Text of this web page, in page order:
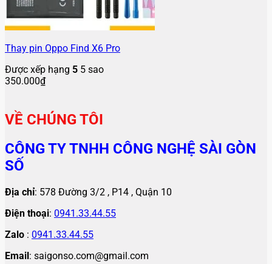
Thay pin Oppo Find X6 Pro
Được xếp hạng 5 5 sao
350.000₫
VỀ CHÚNG TÔI
CÔNG TY TNHH CÔNG NGHỆ SÀI GÒN
SỐ
Địa chỉ: 578 Đường 3/2 , P14 , Quận 10
Điện thoại: 0941.33.44.55
Zalo : 0941.33.44.55
Email: saigonso.com@gmail.com